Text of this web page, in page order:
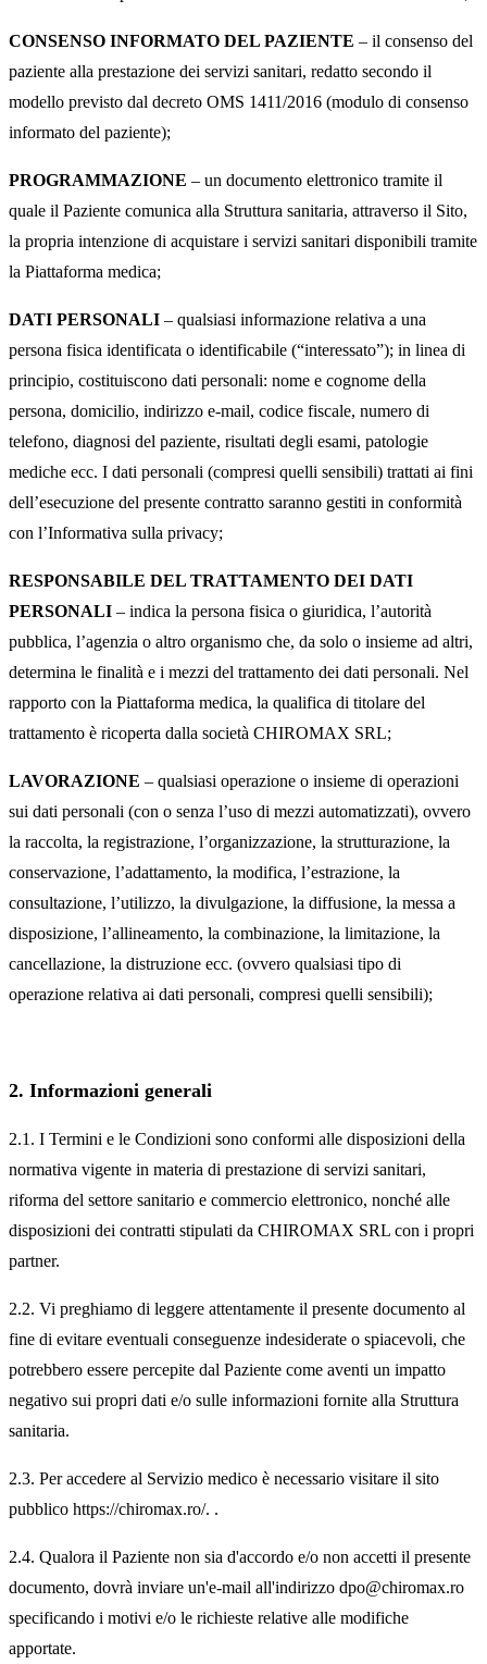
CONSENSO INFORMATO DEL PAZIENTE – il consenso del
paziente alla prestazione dei servizi sanitari, redatto secondo il
modello previsto dal decreto OMS 1411/2016 (modulo di consenso
informato del paziente);
PROGRAMMAZIONE – un documento elettronico tramite il
quale il Paziente comunica alla Struttura sanitaria, attraverso il Sito,
la propria intenzione di acquistare i servizi sanitari disponibili tramite
la Piattaforma medica;
DATI PERSONALI – qualsiasi informazione relativa a una
persona fisica identificata o identificabile (“interessato”); in linea di
principio, costituiscono dati personali: nome e cognome della
persona, domicilio, indirizzo e-mail, codice fiscale, numero di
telefono, diagnosi del paziente, risultati degli esami, patologie
mediche ecc. I dati personali (compresi quelli sensibili) trattati ai fini
dell’esecuzione del presente contratto saranno gestiti in conformità
con l’Informativa sulla privacy;
RESPONSABILE DEL TRATTAMENTO DEI DATI
PERSONALI – indica la persona fisica o giuridica, l’autorità
pubblica, l’agenzia o altro organismo che, da solo o insieme ad altri,
determina le finalità e i mezzi del trattamento dei dati personali. Nel
rapporto con la Piattaforma medica, la qualifica di titolare del
trattamento è ricoperta dalla società CHIROMAX SRL;
LAVORAZIONE – qualsiasi operazione o insieme di operazioni
sui dati personali (con o senza l’uso di mezzi automatizzati), ovvero
la raccolta, la registrazione, l’organizzazione, la strutturazione, la
conservazione, l’adattamento, la modifica, l’estrazione, la
consultazione, l’utilizzo, la divulgazione, la diffusione, la messa a
disposizione, l’allineamento, la combinazione, la limitazione, la
cancellazione, la distruzione ecc. (ovvero qualsiasi tipo di
operazione relativa ai dati personali, compresi quelli sensibili);
2. Informazioni generali
2.1. I Termini e le Condizioni sono conformi alle disposizioni della
normativa vigente in materia di prestazione di servizi sanitari,
riforma del settore sanitario e commercio elettronico, nonché alle
disposizioni dei contratti stipulati da CHIROMAX SRL con i propri
partner.
2.2. Vi preghiamo di leggere attentamente il presente documento al
fine di evitare eventuali conseguenze indesiderate o spiacevoli, che
potrebbero essere percepite dal Paziente come aventi un impatto
negativo sui propri dati e/o sulle informazioni fornite alla Struttura
sanitaria.
2.3. Per accedere al Servizio medico è necessario visitare il sito
pubblico https://chiromax.ro/. .
2.4. Qualora il Paziente non sia d'accordo e/o non accetti il presente
documento, dovrà inviare un'e-mail all'indirizzo dpo@chiromax.ro
specificando i motivi e/o le richieste relative alle modifiche
apportate.